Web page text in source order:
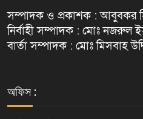
সম্পাদক ও প্রকাশক : আবুবকর
নির্বাহী সম্পাদক : মোঃ নজরুল
বার্তা সম্পাদক : মোঃ মিসবাহ
অফিস :